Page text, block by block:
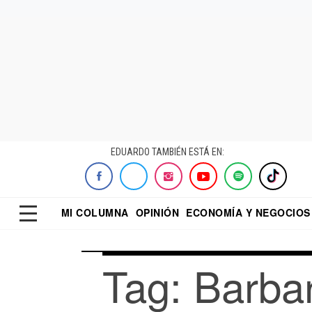
EDUARDO TAMBIÉN ESTÁ EN:
MI COLUMNA OPINIÓN ECONOMÍA Y NEGOCIOS
Tag: